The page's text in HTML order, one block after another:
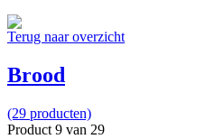
Terug naar overzicht
Brood
(29 producten)
Product 9 van 29